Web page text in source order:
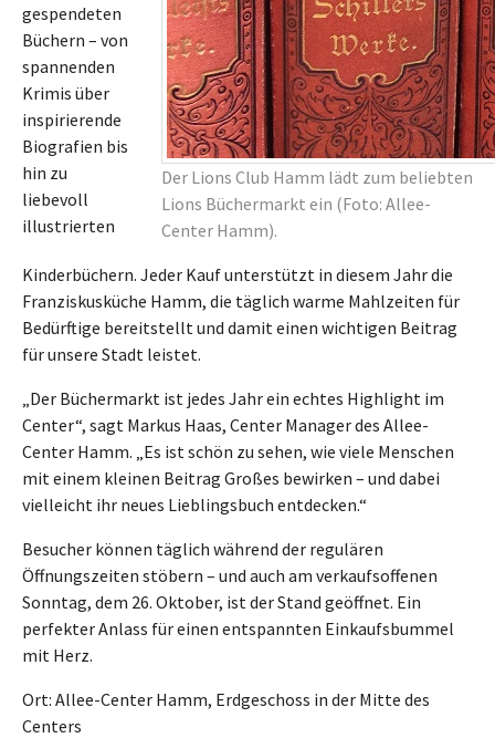
Der Lions Club Hamm lädt zum beliebten
Lions Büchermarkt ein (Foto: Allee-
Center Hamm).
gespendeten
Büchern – von
spannenden
Krimis über
inspirierende
Biografien bis
hin zu
liebevoll
illustrierten
Kinderbüchern. Jeder Kauf unterstützt in diesem Jahr die
Franziskusküche Hamm, die täglich warme Mahlzeiten für
Bedürftige bereitstellt und damit einen wichtigen Beitrag
für unsere Stadt leistet.
„Der Büchermarkt ist jedes Jahr ein echtes Highlight im
Center“, sagt Markus Haas, Center Manager des Allee-
Center Hamm. „Es ist schön zu sehen, wie viele Menschen
mit einem kleinen Beitrag Großes bewirken – und dabei
vielleicht ihr neues Lieblingsbuch entdecken.“
Besucher können täglich während der regulären
Öffnungszeiten stöbern – und auch am verkaufsoffenen
Sonntag, dem 26. Oktober, ist der Stand geöffnet. Ein
perfekter Anlass für einen entspannten Einkaufsbummel
mit Herz.
Ort: Allee-Center Hamm, Erdgeschoss in der Mitte des
Centers